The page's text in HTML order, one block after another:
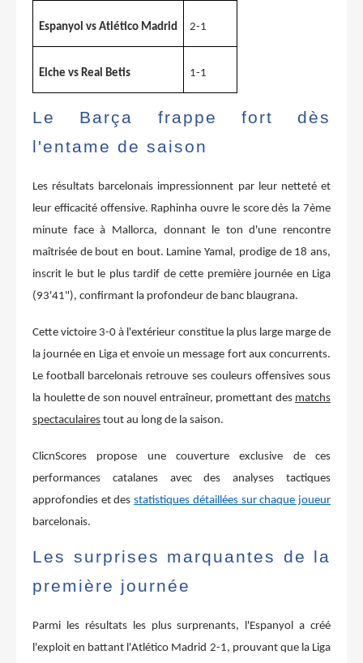
Espanyol vs Atlético Madrid 2-1
Elche vs Real Betis 1-1
Le Barça frappe fort dès
l'entame de saison
Les résultats barcelonais impressionnent par leur netteté et
leur efficacité offensive. Raphinha ouvre le score dès la 7ème
minute face à Mallorca, donnant le ton d'une rencontre
maîtrisée de bout en bout. Lamine Yamal, prodige de 18 ans,
inscrit le but le plus tardif de cette première journée en Liga
(93'41"), confirmant la profondeur de banc blaugrana.
Cette victoire 3-0 à l'extérieur constitue la plus large marge de
la journée en Liga et envoie un message fort aux concurrents.
Le football barcelonais retrouve ses couleurs offensives sous
la houlette de son nouvel entraîneur, promettant des matchs
spectaculaires tout au long de la saison.
ClicnScores propose une couverture exclusive de ces
performances catalanes avec des analyses tactiques
approfondies et desstatistiques détaillées sur chaque joueur
barcelonais.
Les surprises marquantes de la
première journée
Parmi les résultats les plus surprenants, l'Espanyol a créé
l'exploit en battant l'Atlético Madrid 2-1, prouvant que la Liga